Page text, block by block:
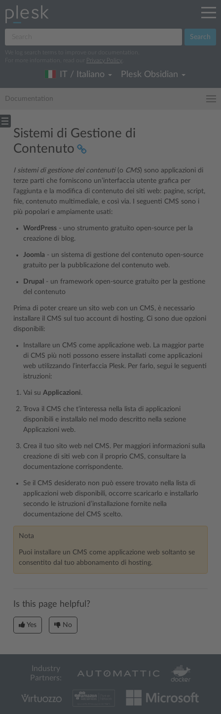
Search
We log search terms to improve our documentation.
For more information, read our
Privacy Policy
IT / Italiano Plesk Obsidian
Documentation
Sistemi di Gestione di
Contenuto
I sistemi di gestione dei contenuti(o CMS) sono applicazioni di
terze parti che forniscono un’interfaccia utente grafica per
l’aggiunta e la modifica di contenuto dei siti web: pagine, script,
file, contenuto multimediale, e così via. I seguenti CMS sono i
più popolari e ampiamente usati:
WordPress - uno strumento gratuito open-source per la
creazione di blog.
Joomla - un sistema di gestione del contenuto open-source
gratuito per la pubblicazione del contenuto web.
Drupal
- un framework open-source gratuito per la gestione
del contenuto
Prima di poter creare un sito web con un CMS, è necessario
installare il CMS sul tuo account di hosting. Ci sono due opzioni
disponibili:
Installare un CMS come applicazione web. La maggior parte
di CMS più noti possono essere installati come applicazioni
web utilizzando l’interfaccia Plesk. Per farlo, segui le seguenti
istruzioni:
Vai su Applicazioni.
Trova il CMS che t’interessa nella lista di applicazioni
disponibili e installalo nel modo descritto nella sezione
Applicazioni web.
Crea il tuo sito web nel CMS. Per maggiori informazioni sulla
creazione di siti web con il proprio CMS, consultare la
documentazione corrispondente.
Se il CMS desiderato non può essere trovato nella lista di
applicazioni web disponibili, occorre scaricarlo e installarlo
secondo le istruzioni d’installazione fornite nella
documentazione del CMS scelto.
Nota
Puoi installare un CMS come applicazione web soltanto se
consentito dal tuo abbonamento di hosting.
Is this page helpful?
Yes No
Industry
Partners: